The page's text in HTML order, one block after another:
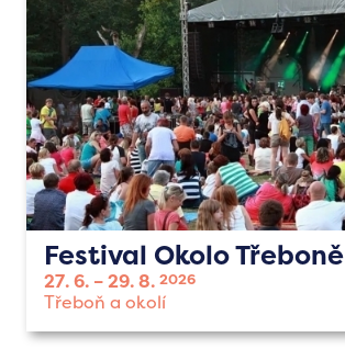
Festival Okolo Třeboně
27. 6. 29. 8. 2026
Třeboň a okolí